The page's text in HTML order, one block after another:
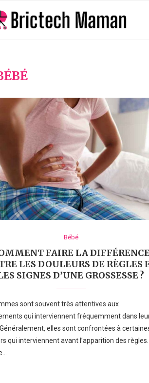
Bébé
FAIRE LA
LES DOULEURS DE RÈGLES
SIGNES D’UNE GROSSESSE ?
sont souvent très attentives aux
qui interviennent fréquemment dans
elles sont confrontées à
qui interviennent avant l’apparition des règles.